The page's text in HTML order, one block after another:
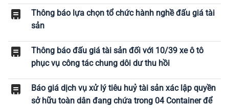
Thông báo lựa chọn tổ chức hành nghề đấu giá tài
sản
Thông báo đấu giá tài sản đối với 10/39 xe ô tô
phục vụ công tác chung dôi dư thu hồi
Báo giá dịch vụ xử lý tiêu huỷ tài sản xác lập quyền
sở hữu toàn dân đang chứa trong 04 Container để